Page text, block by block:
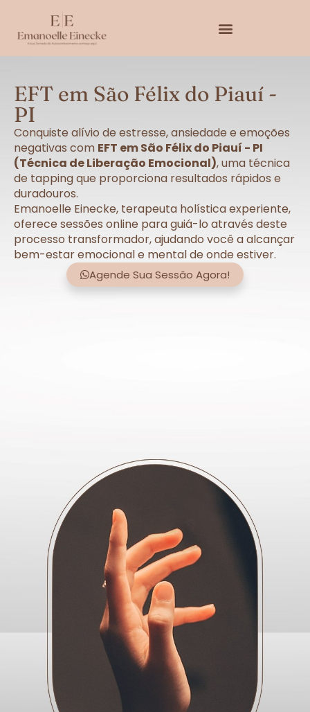
EFT em São Félix do Piauí -
PI
Conquiste alívio de estresse, ansiedade e emoções
negativas com EFT em São Félix do Piauí - PI
(Técnica de Liberação Emocional), uma técnica
de tapping que proporciona resultados rápidos e
duradouros.
Emanoelle Einecke, terapeuta holística experiente,
oferece sessões online para guiá-lo através deste
processo transformador, ajudando você a alcançar
bem-estar emocional e mental de onde estiver.
Agende Sua Sessão Agora!